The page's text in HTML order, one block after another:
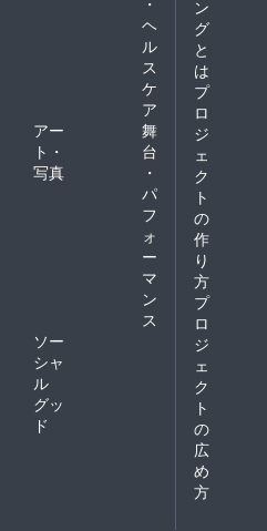
ヘ
ル
ス
ケ
ア
アー
ト・
写真
舞
台
・
パ
フ
ォ
ー
マ
ン
ス
ソー
シャ
ル
グッ
ド
ン
グ
と
は
プ
ロ
ジ
ェ
ク
ト
の
作
り
方
プ
ロ
ジ
ェ
ク
ト
の
広
め
方